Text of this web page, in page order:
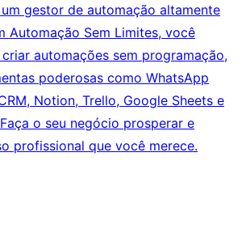
gestor de automação altamente
Automação Sem Limites, você
automações sem programação,
poderosas como WhatsApp
Notion, Trello, Google Sheets e
o seu negócio prosperar e
profissional que você merece.